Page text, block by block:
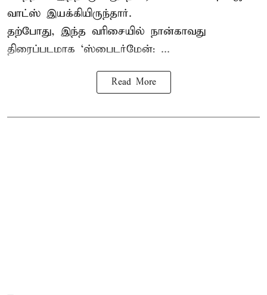
வாட்ஸ் இயக்கியிருந்தார்.
தற்போது, இந்த வரிசையில் நான்காவது
திரைப்படமாக ‘ஸ்பைடர்மேன்: ...
Read More